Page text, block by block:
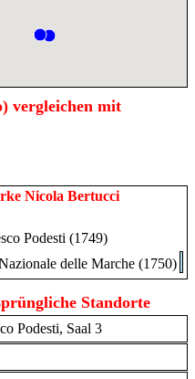
vergleichen mit
Nicola Bertucci
Podesti (1749)
delle Marche (1750)
Standorte
Podesti, Saal 3